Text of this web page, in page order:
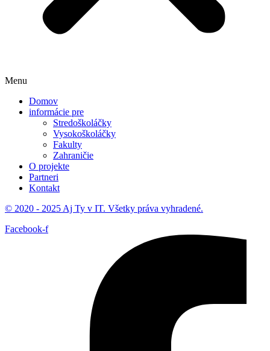
Menu
Domov
informácie pre
Stredoškoláčky
Vysokoškoláčky
Fakulty
Zahraničie
O projekte
Partneri
Kontakt
© 2020 - 2025 Aj Ty v IT. Všetky práva vyhradené.
Facebook-f